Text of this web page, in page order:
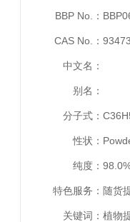
BBP No.：
CAS No.：
中文名：
别名：
分子式：
性状：
纯度：
特色服务： 随货
关键词： 植物